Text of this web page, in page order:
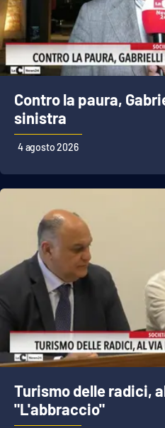
Contro la paura,
sinistra
4 agosto 2026
Turismo delle radici,
"L'abbraccio"